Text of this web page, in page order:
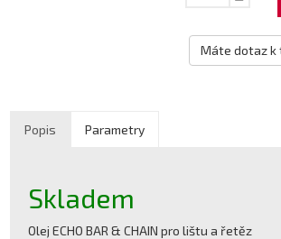
Máte dotaz k
Popis Parametry
Skladem
Olej ECHO BAR & CHAIN pro lištu a řetěz